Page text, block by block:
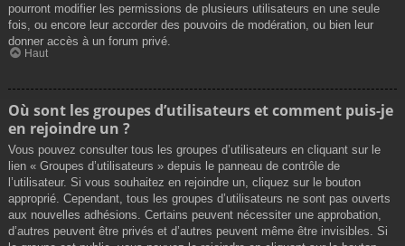
pourront modifier les permissions de plusieurs utilisateurs en une seule
fois, ou encore leur accorder des pouvoirs de modération, ou bien leur
donner accès à un forum privé.
Haut
Où sont les groupes d’utilisateurs et comment puis-je
en rejoindre un ?
Vous pouvez consulter tous les groupes d’utilisateurs en cliquant sur le
lien « Groupes d’utilisateurs » depuis le panneau de contrôle de
l’utilisateur. Si vous souhaitez en rejoindre un, cliquez sur le bouton
approprié. Cependant, tous les groupes d’utilisateurs ne sont pas ouverts
aux nouvelles adhésions. Certains peuvent nécessiter une approbation,
d’autres peuvent être privés et d’autres peuvent même être invisibles. Si